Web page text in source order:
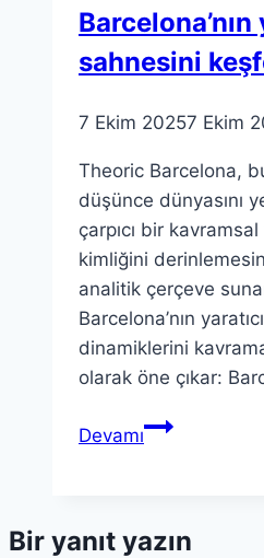
Barcelona’nın
sahnesini
7 Ekim 20257 Ekim
Theoric Barcelona,
düşünce dünyasını
çarpıcı bir
kimliğini
analitik çerçeve
Barcelona’nın
dinamiklerini
olarak öne çıkar:
DevamıTheoric
sahnesini
Bir yanıt yazın